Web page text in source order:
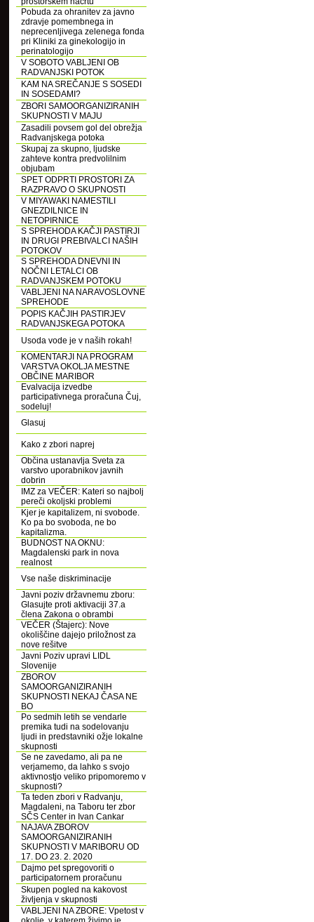
Pobuda za ohranitev za javno
zdravje pomembnega in
neprecenljivega zelenega fonda
pri Kliniki za ginekologijo in
perinatologijo
V SOBOTO VABLJENI OB
RADVANJSKI POTOK
KAM NA SREČANJE S SOSEDI
IN SOSEDAMI?
ZBORI SAMOORGANIZIRANIH
SKUPNOSTI V MAJU
Zasadili povsem gol del obrežja
Radvanjskega potoka
Skupaj za skupno, ljudske
zahteve kontra predvolilnim
objubam
SPET ODPRTI PROSTORI ZA
RAZPRAVO O SKUPNOSTI
V MIYAWAKI NAMESTILI
GNEZDILNICE IN
NETOPIRNICE
S SPREHODA KAČJI PASTIRJI
IN DRUGI PREBIVALCI NAŠIH
POTOKOV
S SPREHODA DNEVNI IN
NOČNI LETALCI OB
RADVANJSKEM POTOKU
VABLJENI NA NARAVOSLOVNE
SPREHODE
POPIS KAČJIH PASTIRJEV
RADVANJSKEGA POTOKA
Usoda vode je v naših rokah!
KOMENTARJI NA PROGRAM
VARSTVA OKOLJA MESTNE
OBČINE MARIBOR
Evalvacija izvedbe
participativnega proračuna Čuj,
sodeluj!
Glasuj
Kako z zbori naprej
Občina ustanavlja Sveta za
varstvo uporabnikov javnih
dobrin
IMZ za VEČER: Kateri so najbolj
pereči okoljski problemi
Kjer je kapitalizem, ni svobode.
Ko pa bo svoboda, ne bo
kapitalizma.
BUDNOST NA OKNU:
Magdalenski park in nova
realnost
Vse naše diskriminacije
Javni poziv državnemu zboru:
Glasujte proti aktivaciji 37.a
člena Zakona o obrambi
VEČER (Štajerc): Nove
okoliščine dajejo priložnost za
nove rešitve
Javni Poziv upravi LIDL
Slovenije
ZBOROV
SAMOORGANIZIRANIH
SKUPNOSTI NEKAJ ČASA NE
BO
Po sedmih letih se vendarle
premika tudi na sodelovanju
ljudi in predstavniki ožje lokalne
skupnosti
Se ne zavedamo, ali pa ne
verjamemo, da lahko s svojo
aktivnostjo veliko pripomoremo v
skupnosti?
Ta teden zbori v Radvanju,
Magdaleni, na Taboru ter zbor
SČS Center in Ivan Cankar
NAJAVA ZBOROV
SAMOORGANIZIRANIH
SKUPNOSTI V MARIBORU OD
17. DO 23. 2. 2020
Dajmo pet spregovoriti o
participatornem proračunu
Skupen pogled na kakovost
življenja v skupnosti
VABLJENI NA ZBORE: Vpetost v